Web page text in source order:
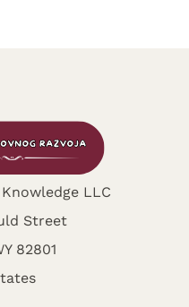
LLC
Street
82801